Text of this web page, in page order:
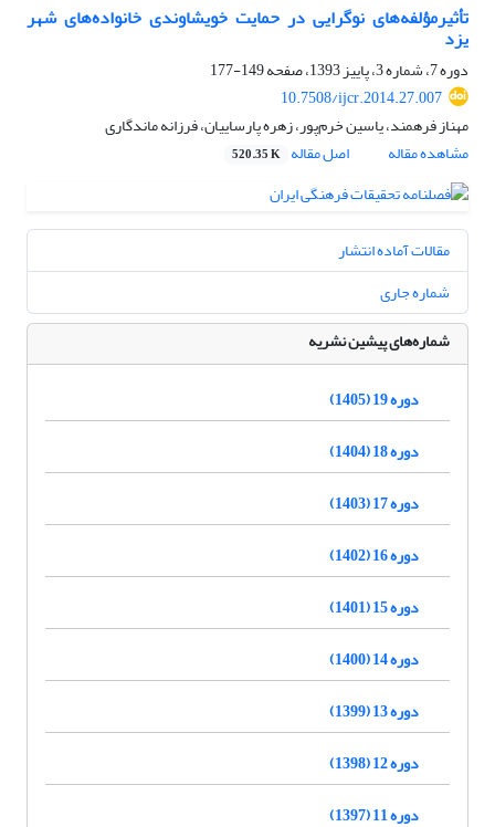
تأثیرمؤلفه‌های نوگرایی در حمایت خویشاوندی خانواده‌های شهر
یزد
دوره 7، شماره 3، پاییز 1393، صفحه
149-177
10.7508/ijcr.2014.27.007
مهناز فرهمند، یاسین خرم‌پور، زهره پارساییان، فرزانه ماندگاری
مشاهده مقاله
اصل مقاله 520.35 K
مقالات آماده انتشار
شماره جاری
شماره‌های پیشین نشریه
دوره 19 (1405)
دوره 18 (1404)
دوره 17 (1403)
دوره 16 (1402)
دوره 15 (1401)
دوره 14 (1400)
دوره 13 (1399)
دوره 12 (1398)
دوره 11 (1397)